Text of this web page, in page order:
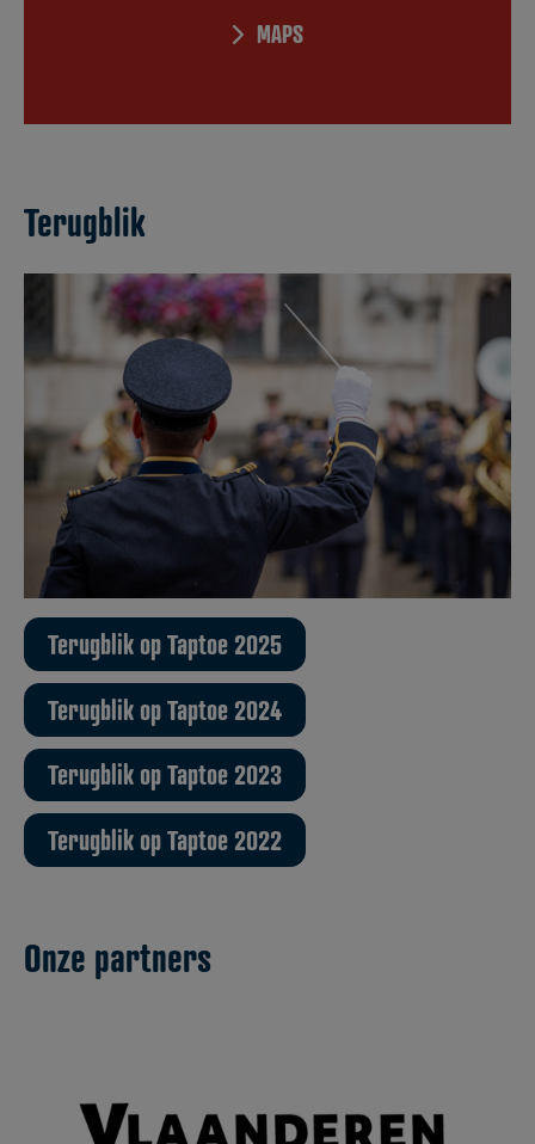
MAPS
Terugblik
Terugblik op Taptoe 2025
Terugblik op Taptoe 2024
Terugblik op Taptoe 2023
Terugblik op Taptoe 2022
Onze partners